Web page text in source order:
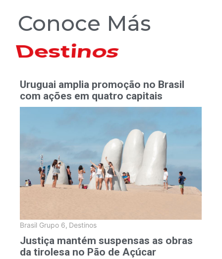
Conoce Más
Hoteles
Uruguai amplia promoção no Brasil
com ações em quatro capitais
Brasil Grupo 6, Destinos
Justiça mantém suspensas as obras
da tirolesa no Pão de Açúcar